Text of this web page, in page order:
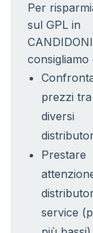
Per
sul GPL in
consigliamo
prezzi tra
diversi
Prestare
service